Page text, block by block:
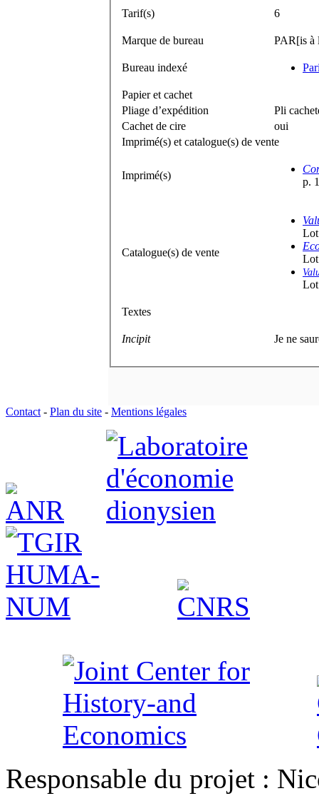
Tarif(s) 6
Marque de bureau PAR[is
Bureau indexé
Papier et cachet
Pliage d’expédition
Pli
Cachet de cire
oui
Imprimé(s) et catalogue(s) de vente
Imprimé(s)
p.
Catalogue(s) de vente
Lot
Lot
Lot
Textes
Incipit Je ne
Contact - Plan du site - Mentions légales
Responsable du projet :